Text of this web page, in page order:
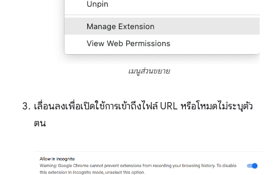
เมนูส่วนขยาย
เลื่อนลงเพื่อเปิดใช้การเข้าถึงไฟล์ URL หรือโหมดไม่ระบุตัว
ตน